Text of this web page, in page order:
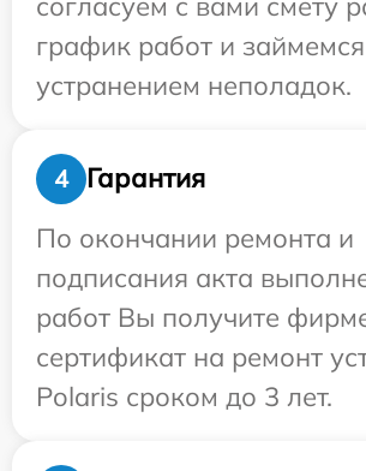
график работ и займемся
устранением неполадок.
4
Гарантия
По окончании ремонта и
подписания акта
работ Вы получите
сертификат на ремонт
Polaris сроком до 3 лет.